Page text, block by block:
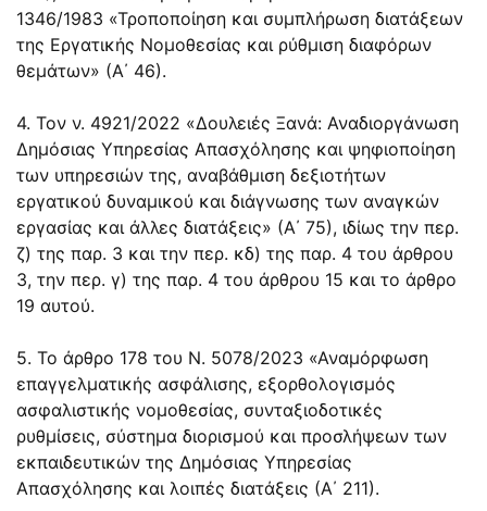
1346/1983 «Τροποποίηση και συμπλήρωση διατάξεων
της Εργατικής Νομοθεσίας και ρύθμιση διαφόρων
θεμάτων» (Α΄ 46).
4. Τον ν. 4921/2022 «Δουλειές Ξανά: Αναδιοργάνωση
Δημόσιας Υπηρεσίας Απασχόλησης και ψηφιοποίηση
των υπηρεσιών της, αναβάθμιση δεξιοτήτων
εργατικού δυναμικού και διάγνωσης των αναγκών
εργασίας και άλλες διατάξεις» (Α΄ 75), ιδίως την περ.
ζ) της παρ. 3 και την περ. κδ) της παρ. 4 του άρθρου
3, την περ. γ) της παρ. 4 του άρθρου 15 και το άρθρο
19 αυτού.
5. Το άρθρο 178 του Ν. 5078/2023 «Αναμόρφωση
επαγγελματικής ασφάλισης, εξορθολογισμός
ασφαλιστικής νομοθεσίας, συνταξιοδοτικές
ρυθμίσεις, σύστημα διορισμού και προσλήψεων των
εκπαιδευτικών της Δημόσιας Υπηρεσίας
Απασχόλησης και λοιπές διατάξεις (Α΄ 211).